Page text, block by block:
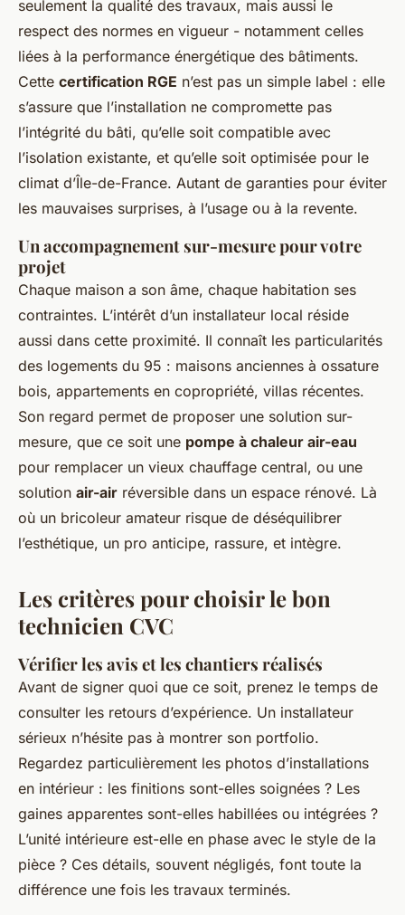
seulement la qualité des travaux, mais aussi le
respect des normes en vigueur - notamment celles
liées à la performance énergétique des bâtiments.
Cette certification RGE n’est pas un simple label : elle
s’assure que l’installation ne compromette pas
l’intégrité du bâti, qu’elle soit compatible avec
l’isolation existante, et qu’elle soit optimisée pour le
climat d’Île-de-France. Autant de garanties pour éviter
les mauvaises surprises, à l’usage ou à la revente.
Un accompagnement sur-mesure pour votre
projet
Chaque maison a son âme, chaque habitation ses
contraintes. L’intérêt d’un installateur local réside
aussi dans cette proximité. Il connaît les particularités
des logements du 95 : maisons anciennes à ossature
bois, appartements en copropriété, villas récentes.
Son regard permet de proposer une solution sur-
mesure, que ce soit une pompe à chaleur air-eau
pour remplacer un vieux chauffage central, ou une
solution air-air réversible dans un espace rénové. Là
où un bricoleur amateur risque de déséquilibrer
l’esthétique, un pro anticipe, rassure, et intègre.
Les critères pour choisir le bon
technicien CVC
Vérifier les avis et les chantiers réalisés
Avant de signer quoi que ce soit, prenez le temps de
consulter les retours d’expérience. Un installateur
sérieux n’hésite pas à montrer son portfolio.
Regardez particulièrement les photos d’installations
en intérieur : les finitions sont-elles soignées ? Les
gaines apparentes sont-elles habillées ou intégrées ?
L’unité intérieure est-elle en phase avec le style de la
pièce ? Ces détails, souvent négligés, font toute la
différence une fois les travaux terminés.